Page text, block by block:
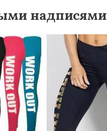
надписями